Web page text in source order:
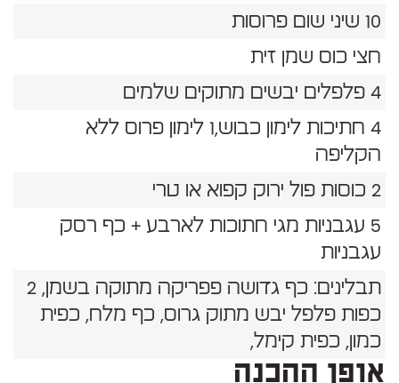
10 שיני שום פרוסות
חצי כוס שמן זית
4 פלפלים יבשים מתוקים שלמים
4 חתיכות לימון כבוש,1 לימון פרוס ללא
הקליפה
2 כוסות פול ירוק קפוא או טרי
5 עגבניות מגי חתוכות לארבע + כף רסק
עגבניות
תבלינים: כף גדושה פפריקה מתוקה בשמן, 2
כפות פלפל יבש מתוק גרוס, כף מלח, כפית
כמון, כפית קימל,
אופן ההכנה